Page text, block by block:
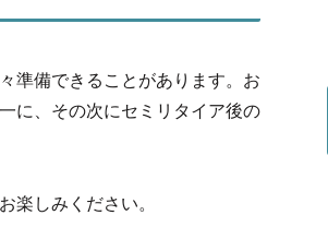
準備できることがあります。お
に、その次にセミリタイア後の
しみください。